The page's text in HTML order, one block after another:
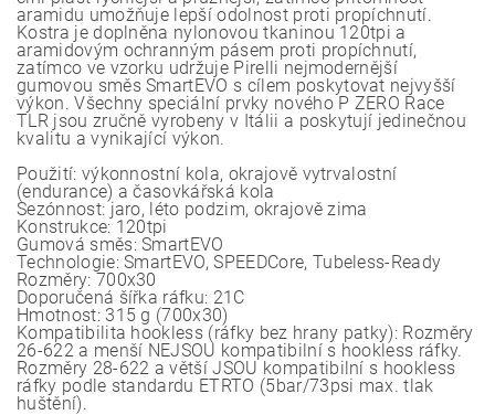
aramidu umožňuje lepší odolnost proti propíchnutí.
Kostra je doplněna nylonovou tkaninou 120tpi a
aramidovým ochranným pásem proti propíchnutí,
zatímco ve vzorku udržuje Pirelli nejmodernější
gumovou směs SmartEVO s cílem poskytovat nejvyšší
výkon. Všechny speciální prvky nového P ZERO Race
TLR jsou zručně vyrobeny v Itálii a poskytují jedinečnou
kvalitu a vynikající výkon.
Použití: výkonnostní kola, okrajově vytrvalostní
(endurance) a časovkářská kola
Sezónnost: jaro, léto podzim, okrajově zima
Konstrukce: 120tpi
Gumová směs: SmartEVO
Technologie: SmartEVO, SPEEDCore, Tubeless-Ready
Rozměry: 700x30
Doporučená šířka ráfku: 21C
Hmotnost: 315 g (700x30)
Kompatibilita hookless (ráfky bez hrany patky): Rozměry
26-622 a menší NEJSOU kompatibilní s hookless ráfky.
Rozměry 28-622 a větší JSOU kompatibilní s hookless
ráfky podle standardu ETRTO (5bar/73psi max. tlak
huštění).